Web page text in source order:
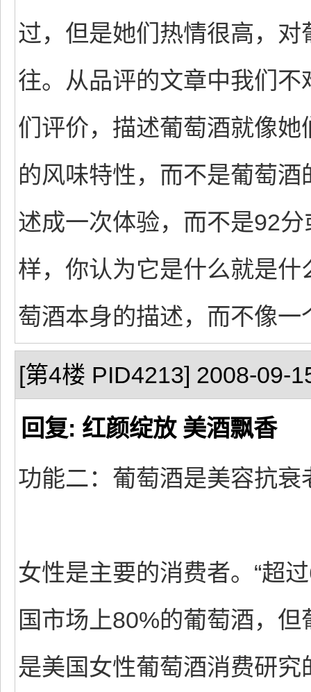
过，但是她们热情很高，
往。从品评的文章中我们
们评价，描述葡萄酒就像
的风味特性，而不是葡萄
述成一次体验，而不是92
样，你认为它是什么就是
萄酒本身的描述，而不像一
[第4楼 PID4213] 2008-09-
回复: 红颜绽放 美酒飘香
功能二：葡萄酒是美容抗衰
女性是主要的消费者。“超
国市场上80%的葡萄酒，
是美国女性葡萄酒消费研